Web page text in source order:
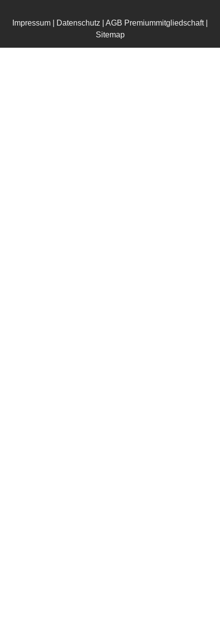
Impressum Datenschutz AGB Premiummitgliedschaft|
Sitemap